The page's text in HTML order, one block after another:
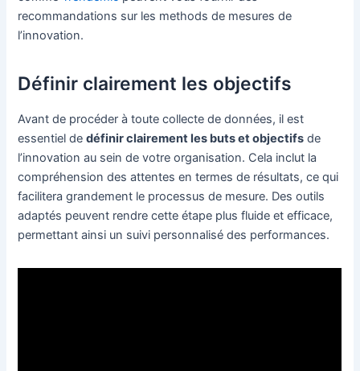
recommandations sur les methods de mesures de
l’innovation.
Définir clairement les objectifs
Avant de procéder à toute collecte de données, il est
essentiel dedéfinir clairement les buts et objectifs de
l’innovation au sein de votre organisation. Cela inclut la
compréhension des attentes en termes de résultats, ce qui
facilitera grandement le processus de mesure. Des outils
adaptés peuvent rendre cette étape plus fluide et efficace,
permettant ainsi un suivi personnalisé des performances.